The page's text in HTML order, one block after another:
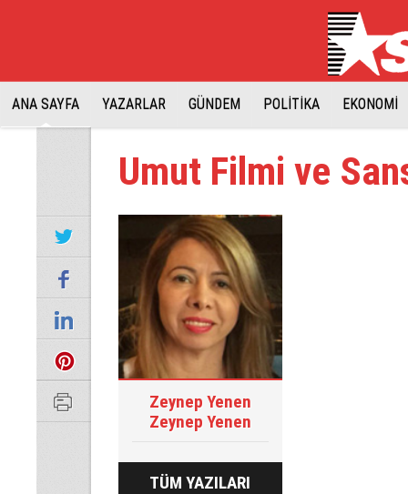
ANA SAYFA YAZARLAR GÜNDEM POLİTİKA EKONOMİ
Umut Filmi ve
Zeynep Yenen
Zeynep Yenen
TÜM YAZILARI